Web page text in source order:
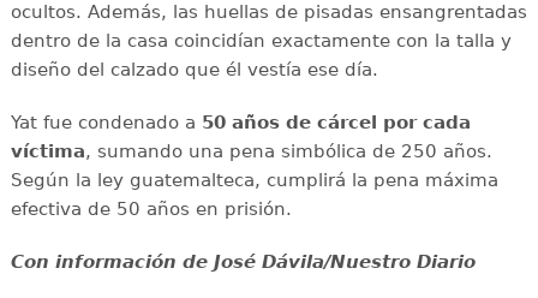
ocultos. Además, las huellas de pisadas ensangrentadas
dentro de la casa coincidían exactamente con la talla y
diseño del calzado que él vestía ese día.
Yat fue condenado a 50 años de cárcel por cada
víctima, sumando una pena simbólica de 250 años.
Según la ley guatemalteca, cumplirá la pena máxima
efectiva de 50 años en prisión.
Con información de José Dávila/Nuestro Diario